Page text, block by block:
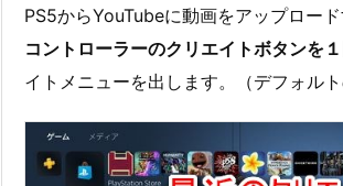
PS5からYouTubeに動画をアップロー
コントローラーのクリエイトボタンを
イトメニューを出します。（デフォルト